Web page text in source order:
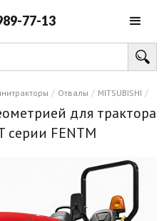
77-13
/ Отвалы / MITSUBISHI /
для трактора
серии FENTM